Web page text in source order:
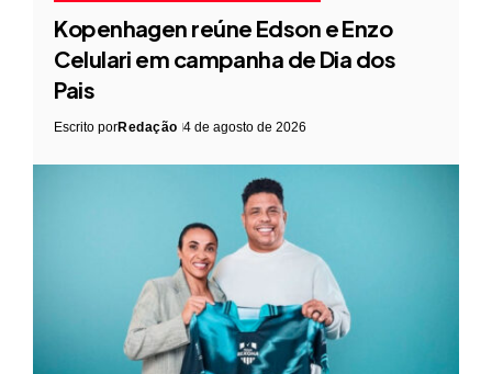
Kopenhagen reúne Edson e Enzo
Celulari em campanha de Dia dos
Pais
Escrito porRedação 4 de agosto de 2026